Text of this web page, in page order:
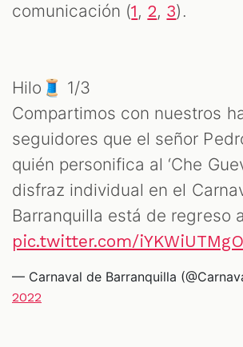
comunicación (1, 2, 3).
Hilo🧵 1/3
Compartimos con nuestros
seguidores que el señor
quién personifica al ‘Che
disfraz individual en el
Barranquilla está de regreso
pic.twitter.com/iYKWiUTMgO
— Carnaval de Barranquilla
2022